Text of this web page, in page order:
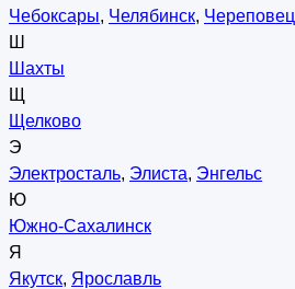
Чебоксары, Челябинск, Череповец
Ш
Шахты
Щ
Щелково
Э
Электросталь, Элиста, Энгельс
Ю
Южно-Сахалинск
Я
Якутск, Ярославль